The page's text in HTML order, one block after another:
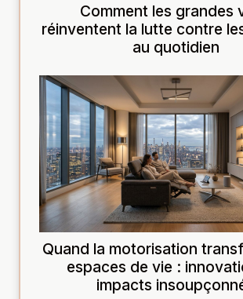
Comment les grandes
réinventent la lutte contre
au quotidien
Quand la motorisation
espaces de vie :
impacts